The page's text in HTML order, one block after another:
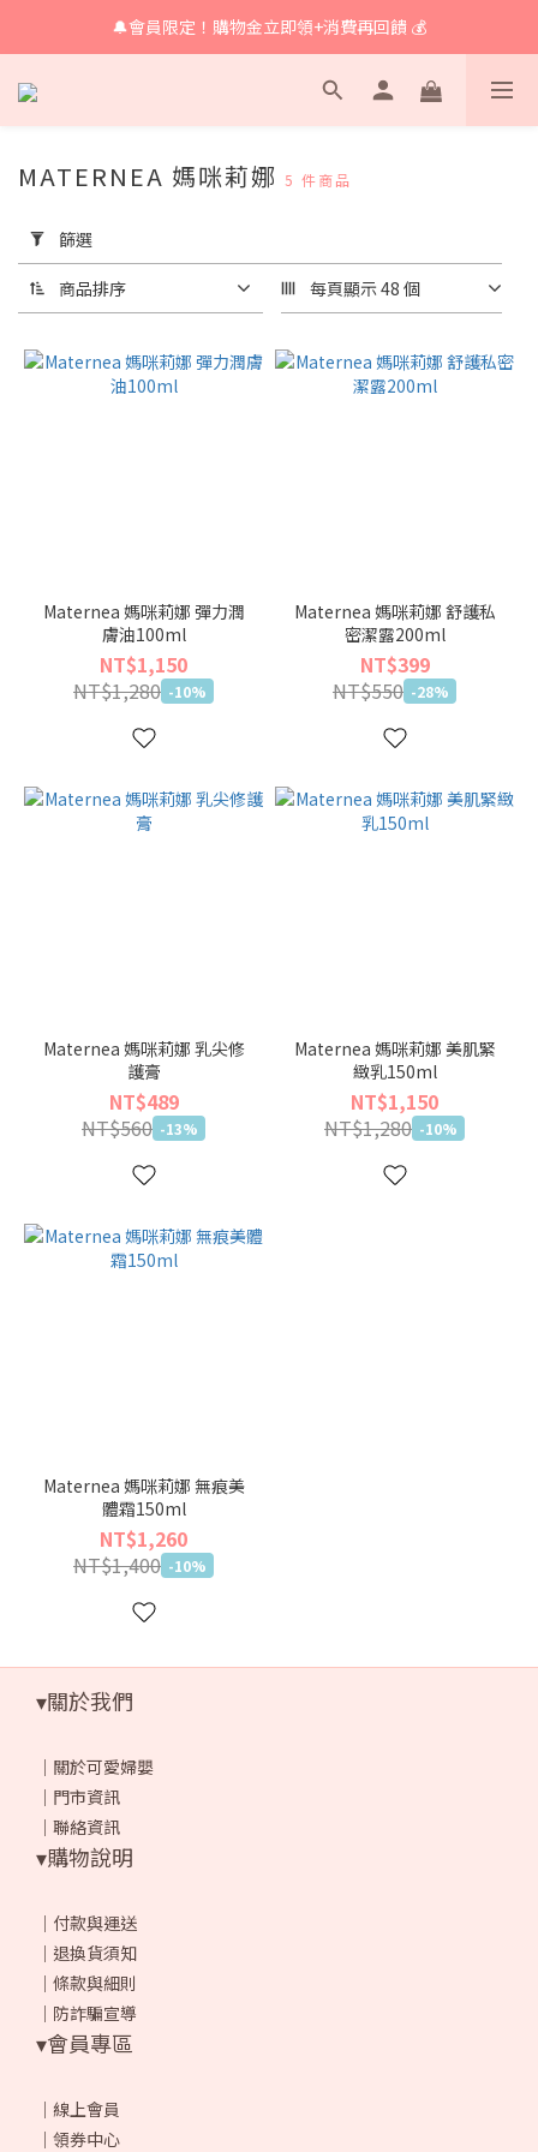
🔔 育兒好物滿額享免運🔔
🔔會員限定！購物金立即領+消費再回饋 💰
🔔 育兒好物滿額享免運🔔
用
篩
選
(0/20)
價格
MATERNEA 媽咪莉娜 5 件商品
篩選
商品排序 每頁顯示 48 個
Maternea 媽咪莉娜 彈力潤
膚油100ml
NT$1,150
NT$1,280 -10%
Maternea 媽咪莉娜 舒護私
密潔露200ml
NT$399
NT$550 -28%
Maternea 媽咪莉娜 乳尖修
護膏
NT$489
NT$560 -13%
Maternea 媽咪莉娜 美肌緊
緻乳150ml
NT$1,150
NT$1,280 -10%
Maternea 媽咪莉娜 無痕美
體霜150ml
NT$1,260
NT$1,400 -10%
▾關於我們
｜ 關於可愛婦嬰
｜ 門市資訊
｜ 聯絡資訊
▾購物說明
｜ 付款與運送
｜ 退換貨須知
｜ 條款與細則
｜ 防詐騙宣導
▾會員專區
｜ 線上會員
｜ 領券中心